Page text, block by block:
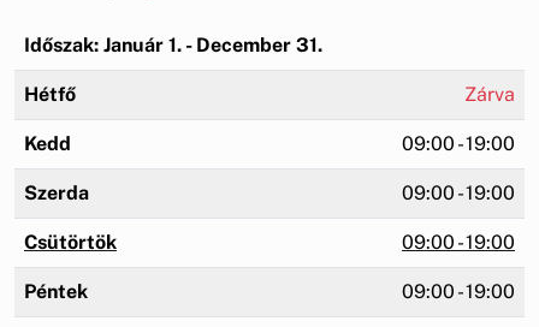
Időszak: Január 1. - December 31.
Hétfő Zárva
Kedd 09:00 - 19:00
Szerda 09:00 - 19:00
Csütörtök 09:00 - 19:00
Péntek 09:00 - 19:00